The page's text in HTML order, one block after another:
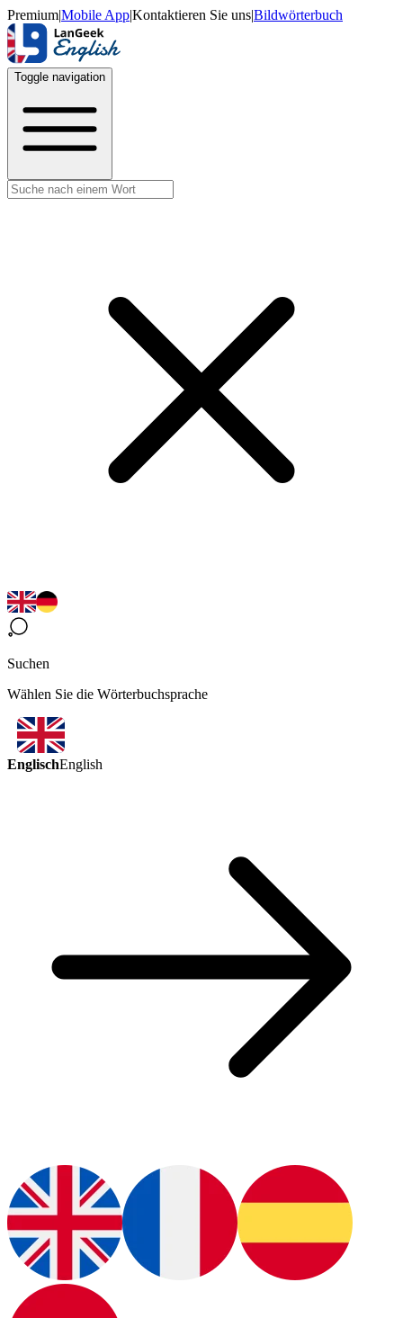
Premium|Mobile App|Kontaktieren Sie uns|Bildwörterbuch
Toggle navigation
Suchen
Wählen Sie die Wörterbuchsprache
EnglischEnglish